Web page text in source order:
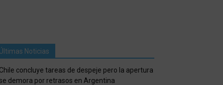
Noticias
concluye tareas de despeje pero la apertura
demora por retrasos en Argentina